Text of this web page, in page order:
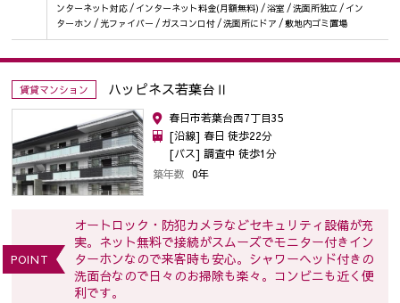
ンターネット対応 / インターネット料金(月額無料) / 浴室 / 洗面所独立 / イン
ターホン / 光ファイバー / ガスコンロ付 / 洗面所にドア / 敷地内ゴミ置場
賃貸マンション ハッピネス若葉台Ⅱ
春日市若葉台西7丁目35
[沿線] 春日 徒歩22分
[バス] 調査中 徒歩1分
築年数 0年
POINT
オートロック・防犯カメラなどセキュリティ設備が充
実。ネット無料で接続がスムーズでモニター付きイン
ターホンなので来客時も安心。シャワーヘッド付きの
洗面台なので日々のお掃除も楽々。コンビニも近く便
利です。